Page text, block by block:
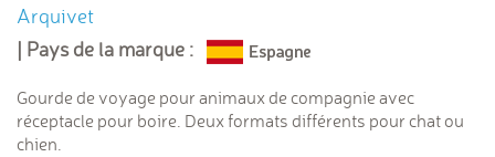
Arquivet
| Pays de la marque :
Gourde de voyage pour animaux de compagnie avec
réceptacle pour boire. Deux formats différents pour chat ou
chien.